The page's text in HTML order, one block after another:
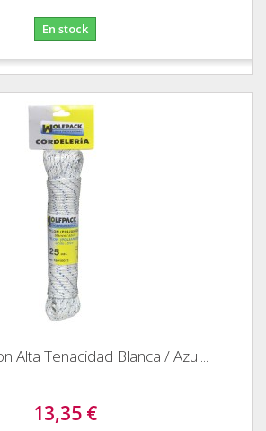
En stock
Alta Tenacidad Blanca / Azul...
13,35 €